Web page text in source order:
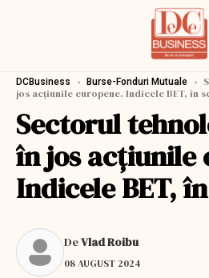
DCBusiness › Burse-Fonduri Mutuale ›
jos acțiunile europene. Indicele BET, în
Sectorul
în jos acțiunile
Indicele BET,
DeVlad Roibu
08 AUGUST 2024